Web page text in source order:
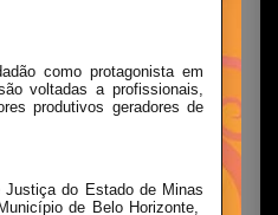
como protagonista em
voltadas a profissionais,
produtivos geradores de
Justiça do Estado de Minas
de Belo Horizonte,